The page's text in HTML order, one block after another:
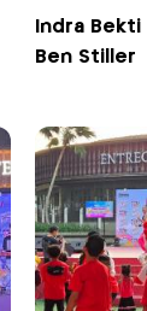
Indra Bekti
Ben Stiller